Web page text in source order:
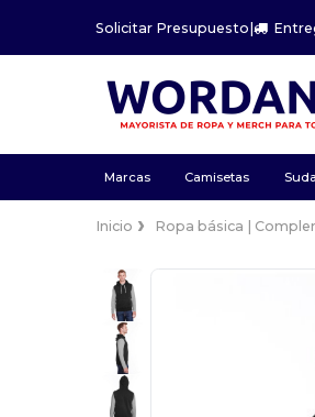
Solicitar Presupuesto|
Marcas Camisetas
Inicio Ropa básica |